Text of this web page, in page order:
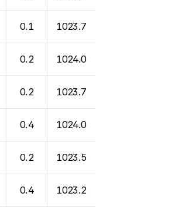
0.1 1023.7
0.2 1024.0
0.2 1023.7
0.4 1024.0
0.2 1023.5
0.4 1023.2